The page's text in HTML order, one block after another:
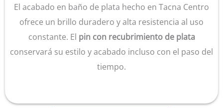
El acabado en baño de plata hecho en Tacna Centro
ofrece un brillo duradero y alta resistencia al uso
constante. El pin con recubrimiento de plata
conservará su estilo y acabado incluso con el paso del
tiempo.